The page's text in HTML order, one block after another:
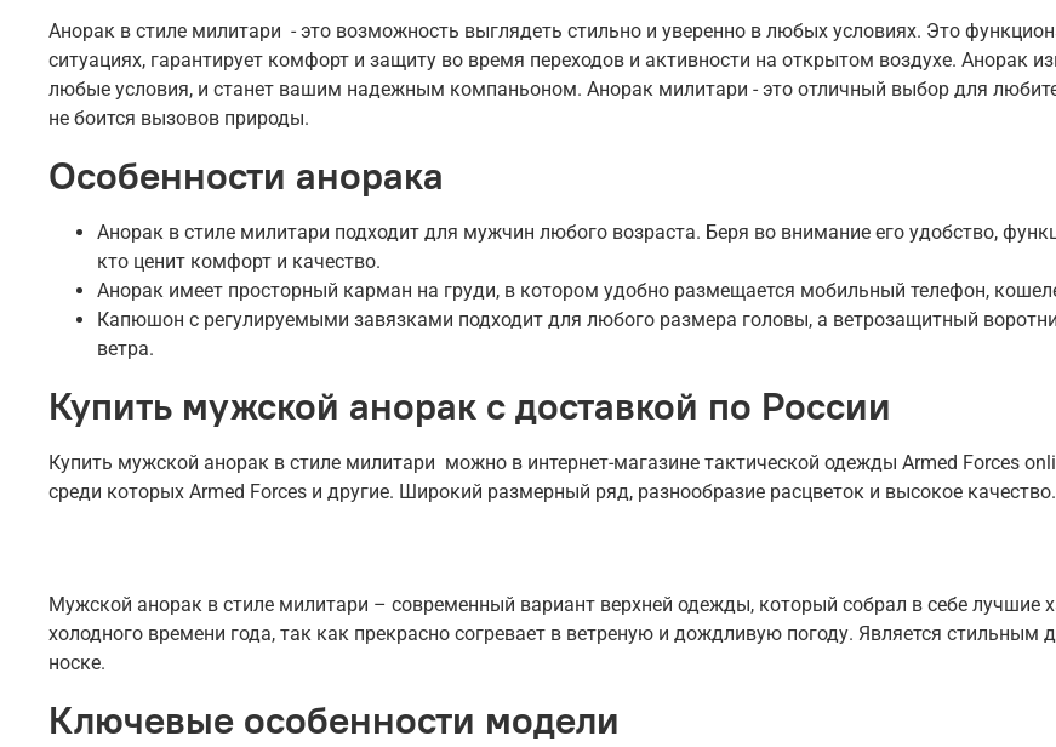
Анорак в стиле милитари - это возможность выглядеть стильно и уверенно в любых условиях. Это
ситуациях, гарантирует комфорт и защиту во время переходов и активности на открытом воздухе. Анорак
любые условия, и станет вашим надежным компаньоном. Анорак милитари - это отличный выбор для
не боится вызовов природы.
Особенности анорака
Анорак в стиле милитари подходит для мужчин любого возраста. Беря во внимание его удобство,
кто ценит комфорт и качество.
Анорак имеет просторный карман на груди, в котором удобно размещается мобильный телефон,
Капюшон с регулируемыми завязками подходит для любого размера головы, а ветрозащитный
ветра.
Купить мужской анорак с доставкой по России
Купить мужской анорак в стиле милитари можно в интернет-магазине тактической одежды Armed Forces
среди которых Armed Forces и другие. Широкий размерный ряд, разнообразие расцветок и высокое
Мужской анорак в стиле милитари – современный вариант верхней одежды, который собрал в себе лучшие
холодного времени года, так как прекрасно согревает в ветреную и дождливую погоду. Является
носке.
Ключевые особенности модели